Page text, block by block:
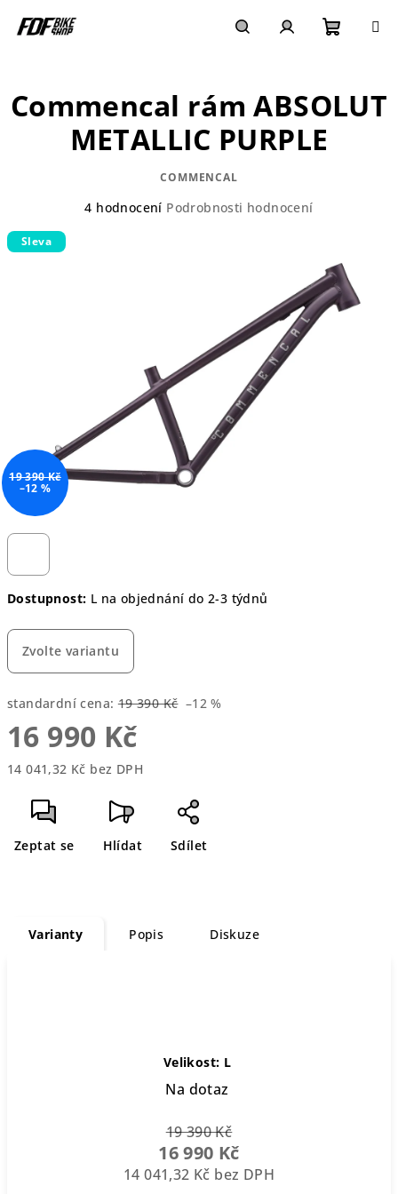
košík
Dostupnost: L na objednání do 2-3 týdnů
Zvolte variantu
standardní cena: 19 390 Kč –12 %
16 990 Kč
14 041,32 Kč bez DPH
cena:
Zeptat se Hlídat Sdílet
Commencal rám ABSOLUT
METALLIC PURPLE
COMMENCAL
Průměrné
4 hodnocení Podrobnosti hodnocení
Sleva
19 390 Kč
–12 %
Varianty Popis Diskuze
Velikost: L
Na dotaz
19 390 Kč
16 990 Kč
14 041,32 Kč bez DPH